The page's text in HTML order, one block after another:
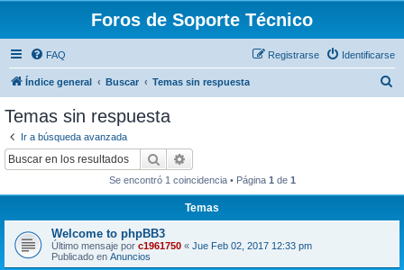
Foros de Soporte Técnico
FAQ Identificarse
Registrarse
Índice general Buscar Temas sin respuesta
Temas sin respuesta
Ir a búsqueda avanzada
Buscar
Se encontró 1 coincidencia • Página 1 de 1
Temas
Welcome to phpBB3
Último mensaje por c1961750 « Jue Feb 02, 2017 12:33 pm
Publicado en Anuncios